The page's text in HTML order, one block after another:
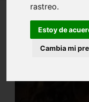
rastreo.
Estoy de
Cambia mi